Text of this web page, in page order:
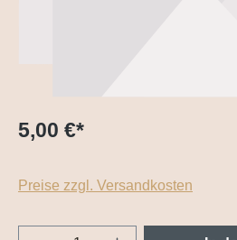
5,00 €*
Preise zzgl. Versandkosten